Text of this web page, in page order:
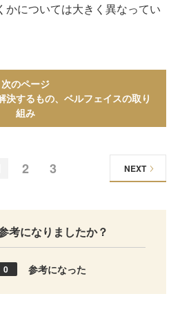
かについては大きく異なってい
次のページ
決するもの、ベルフェイスの取り
組み
2 3 NEXT
考になりましたか？
0 参考になった